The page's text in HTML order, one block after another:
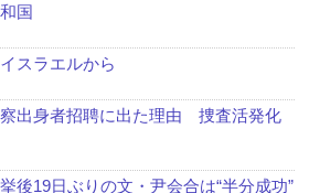
国
スラエルから
察出身者招聘に出た理由 捜査活発化
後19日ぶりの文・尹会合は“半分成功”